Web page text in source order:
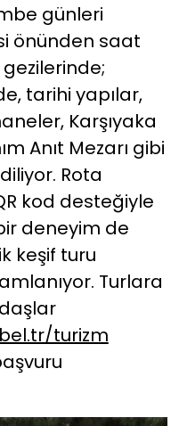
günleri
önünden saat
tarihi yapılar,
Karşıyaka
Anıt Mezarı gibi
Rota
kod desteğiyle
deneyim de
keşif turu
Turlara
turizm